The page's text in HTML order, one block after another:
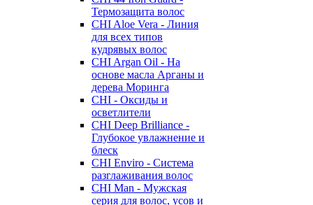
Термозащита волос
CHI Aloe Vera - Линия
для всех типов
кудрявых волос
CHI Argan Oil - На
основе масла Арганы и
дерева Моринга
CHI - Оксиды и
осветлители
CHI Deep Brilliance -
Глубокое увлажнение и
блеск
CHI Enviro - Система
разглаживания волос
CHI Man - Мужская
серия для волос, усов и